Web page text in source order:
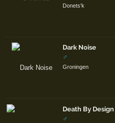
Donets'k
Dark Noise
♂
Groningen
Death By Design
♂